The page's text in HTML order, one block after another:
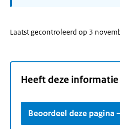
Laatst gecontroleerd op 3
Heeft deze
Beoordeel deze pagina